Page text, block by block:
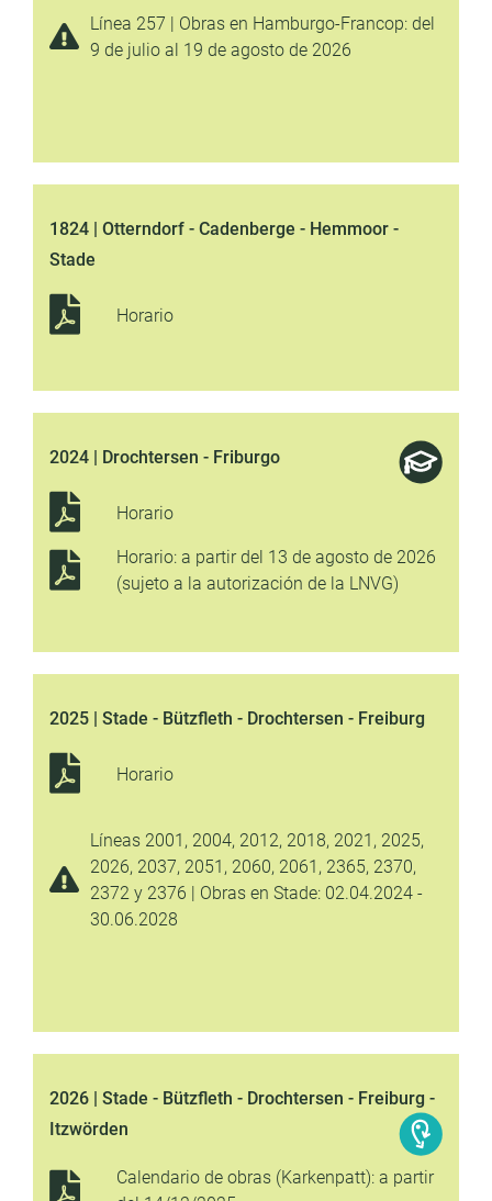
Línea 257 | Obras en Hamburgo-Francop: del
9 de julio al 19 de agosto de 2026
1824 | Otterndorf - Cadenberge - Hemmoor -
Stade
Horario
2024 | Drochtersen - Friburgo
Horario
Horario: a partir del 13 de agosto de 2026
(sujeto a la autorización de la LNVG)
2025 | Stade - Bützfleth - Drochtersen - Freiburg
Horario
Líneas 2001, 2004, 2012, 2018, 2021, 2025,
2026, 2037, 2051, 2060, 2061, 2365, 2370,
2372 y 2376 | Obras en Stade: 02.04.2024 -
30.06.2028
2026 | Stade - Bützfleth - Drochtersen - Freiburg -
Itzwörden
Calendario de obras (Karkenpatt): a partir